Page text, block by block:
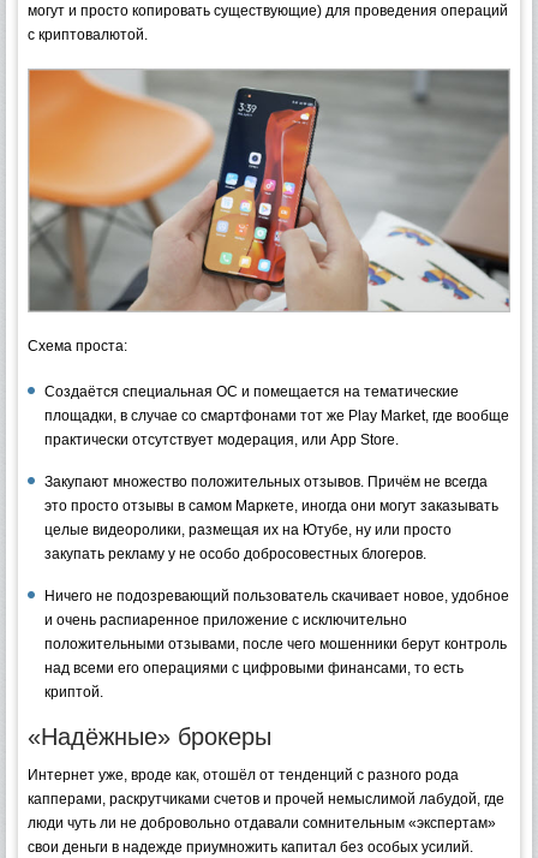
могут и просто копировать существующие) для проведения операций
с криптовалютой.
Схема проста:
Создаётся специальная ОС и помещается на тематические
площадки, в случае со смартфонами тот же Play Market, где вообще
практически отсутствует модерация, или App Store.
Закупают множество положительных отзывов. Причём не всегда
это просто отзывы в самом Маркете, иногда они могут заказывать
целые видеоролики, размещая их на Ютубе, ну или просто
закупать рекламу у не особо добросовестных блогеров.
Ничего не подозревающий пользователь скачивает новое, удобное
и очень распиаренное приложение с исключительно
положительными отзывами, после чего мошенники берут контроль
над всеми его операциями с цифровыми финансами, то есть
криптой.
«Надёжные» брокеры
Интернет уже, вроде как, отошёл от тенденций с разного рода
капперами, раскрутчиками счетов и прочей немыслимой лабудой, где
люди чуть ли не добровольно отдавали сомнительным «экспертам»
свои деньги в надежде приумножить капитал без особых усилий.